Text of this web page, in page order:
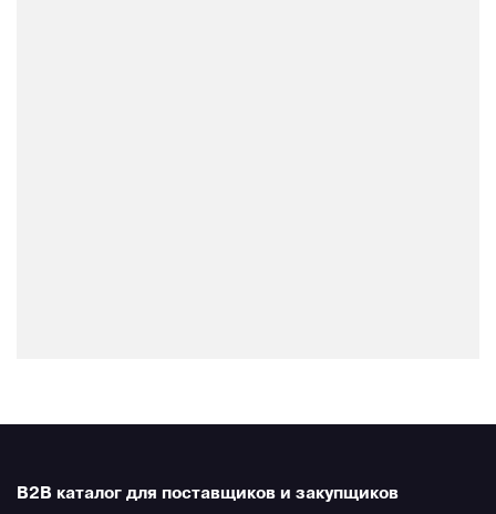
B2B каталог для поставщиков и закупщиков